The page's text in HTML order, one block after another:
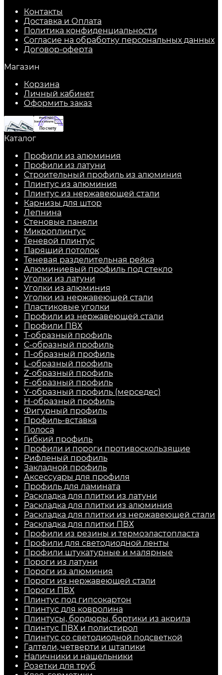
Контакты
Доставка и Оплата
Политика конфиденциальности
Согласие на обработку персональных данных
Договор-оферта
Магазин
Корзина
Личный кабинет
Оформить заказ
Каталог
Профили из алюминия
Профили из латуни
Строительный профиль из алюминия
Плинтус из алюминия
Плинтус из нержавеющей стали
Карнизы для штор
Лепнина
Стеновые панели
Микроплинтус
Теневой плинтус
Парящий потолок
Теневая разделительная рейка
Алюминиевый профиль под стекло
Уголки из латуни
Уголки из алюминия
Уголки из нержавеющей стали
Пластиковые уголки
Профили из нержавеющей стали
Профили ПВХ
Т-образный профиль
С-образный профиль
П-образный профиль
L-образный профиль
Z-образный профиль
F-образный профиль
Y-образный профиль (мерседес)
H-образный профиль
Фигурный профиль
Профиль-вставка
Полоса
Гибкий профиль
Профили и пороги противоскользящие
Рифленый профиль
Закладной профиль
Аксессуары для профиля
Профиль для ламината
Раскладка для плитки из латуни
Раскладка для плитки из алюминия
Раскладка для плитки из нержавеющей стали
Раскладка для плитки ПВХ
Профили из резины и термоэластопласта
Профили для светодиодной ленты
Профили штукатурные и малярные
Пороги из латуни
Пороги из алюминия
Пороги из нержавеющей стали
Пороги ПВХ
Плинтус под гипсокартон
Плинтус для ковролина
Плинтусы, бордюры, бортики из акрила
Плинтус ПВХ и полистирол
Плинтус со светодиодной подсветкой
Галтели, четверти и штапики
Наличники и нащельники
Розетки для труб